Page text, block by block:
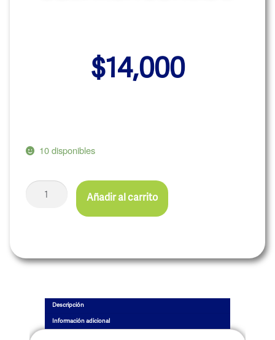
$14,000
10 disponibles
Añadir al carrito
Descripción
Información adicional